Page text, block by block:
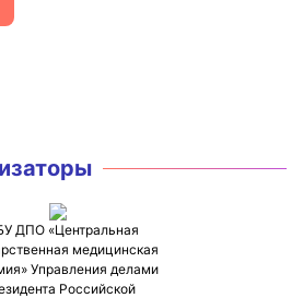
ДПО «Центральная
медицинская
Управления делами
Российской